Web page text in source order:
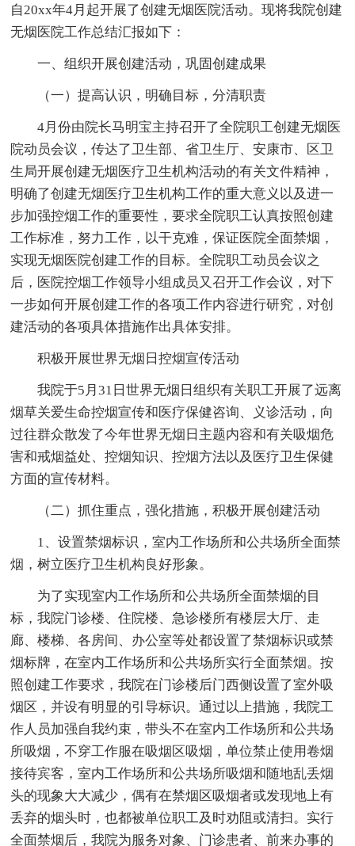
自20xx年4月起开展了创建无烟医院活动。现将我院创建
无烟医院工作总结汇报如下：
一、组织开展创建活动，巩固创建成果
（一）提高认识，明确目标，分清职责
4月份由院长马明宝主持召开了全院职工创建无烟医
院动员会议，传达了卫生部、省卫生厅、安康市、区卫
生局开展创建无烟医疗卫生机构活动的有关文件精神，
明确了创建无烟医疗卫生机构工作的重大意义以及进一
步加强控烟工作的重要性，要求全院职工认真按照创建
工作标准，努力工作，以干克难，保证医院全面禁烟，
实现无烟医院创建工作的目标。全院职工动员会议之
后，医院控烟工作领导小组成员又召开工作会议，对下
一步如何开展创建工作的各项工作内容进行研究，对创
建活动的各项具体措施作出具体安排。
积极开展世界无烟日控烟宣传活动
我院于5月31日世界无烟日组织有关职工开展了远离
烟草关爱生命控烟宣传和医疗保健咨询、义诊活动，向
过往群众散发了今年世界无烟日主题内容和有关吸烟危
害和戒烟益处、控烟知识、控烟方法以及医疗卫生保健
方面的宣传材料。
（二）抓住重点，强化措施，积极开展创建活动
1、设置禁烟标识，室内工作场所和公共场所全面禁
烟，树立医疗卫生机构良好形象。
为了实现室内工作场所和公共场所全面禁烟的目
标，我院门诊楼、住院楼、急诊楼所有楼层大厅、走
廊、楼梯、各房间、办公室等处都设置了禁烟标识或禁
烟标牌，在室内工作场所和公共场所实行全面禁烟。按
照创建工作要求，我院在门诊楼后门西侧设置了室外吸
烟区，并设有明显的引导标识。通过以上措施，我院工
作人员加强自我约束，带头不在室内工作场所和公共场
所吸烟，不穿工作服在吸烟区吸烟，单位禁止使用卷烟
接待宾客，室内工作场所和公共场所吸烟和随地乱丢烟
头的现象大大减少，偶有在禁烟区吸烟者或发现地上有
丢弃的烟头时，也都被单位职工及时劝阻或清扫。实行
全面禁烟后，我院为服务对象、门诊患者、前来办事的